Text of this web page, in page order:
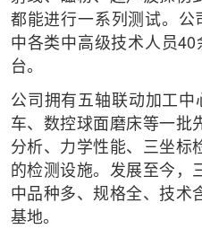
都能进行一系列测试。公
中各类中高级技术人员
台。
公司拥有五轴联动加工
车、数控球面磨床等一批
分析、力学性能、三坐标
的检测设施。发展至今，
中品种多、规格全、技术
基地。